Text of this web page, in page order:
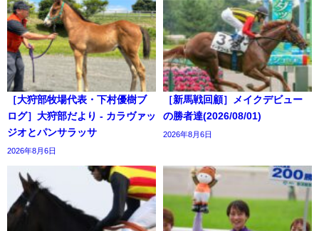
［大狩部牧場代表・下村優樹ブ
ログ］大狩部だより - カラヴァッ
ジオとパンサラッサ
2026年8月6日
［新馬戦回顧］メイクデビュー
の勝者達(2026/08/01)
2026年8月6日